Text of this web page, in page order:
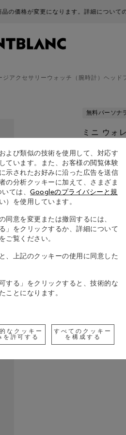
ついての問い合わせはお受けできません
ジ アクセサリー ウォッチ（腕時計） ヘッド
無料パーソナ
ミニ ウォ
¥ 50,600
aを選択します
選択済み
コンパクト
トなエボニ
しています
なめらかな
ロット3つ、
ポケット2つ
練されたスタ
すべての詳
Check
Call to
よび類似の技術を使用して、対応す
ています。また、お客様の閲覧体験
示されたお好みに沿った広告を送信
の分析クッキーに加えて、さまざま
いては、Googleのプライバシーと規
）を使用しています。
同意を変更または撤回するには、
」をクリックするか、詳細について
をご覧ください。
、上記のクッキーの使用に同意した
する」をクリックすると、技術的な
ことになります。
なクッキー
を許可する
すべてのクッキー
を構成する